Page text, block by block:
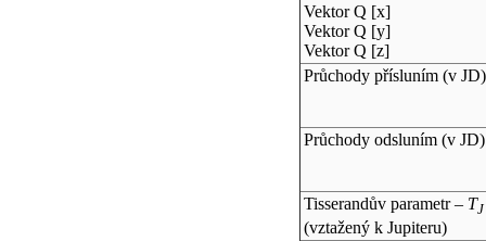
Vektor Q [x]
Vektor Q [y]
Vektor Q [z]
Průchody přísluním (v JD)
Průchody odsluním (v JD)
Tisserandův parametr – TJ
(vztažený k Jupiteru)